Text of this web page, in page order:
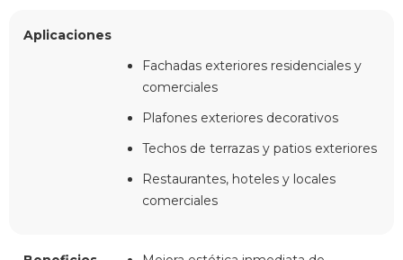
Aplicaciones
Fachadas exteriores residenciales y
comerciales
Plafones exteriores decorativos
Techos de terrazas y patios exteriores
Restaurantes, hoteles y locales
comerciales